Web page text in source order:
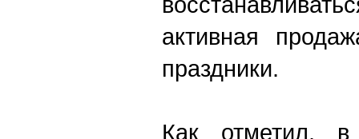
активная
праздники.
Как отметил,